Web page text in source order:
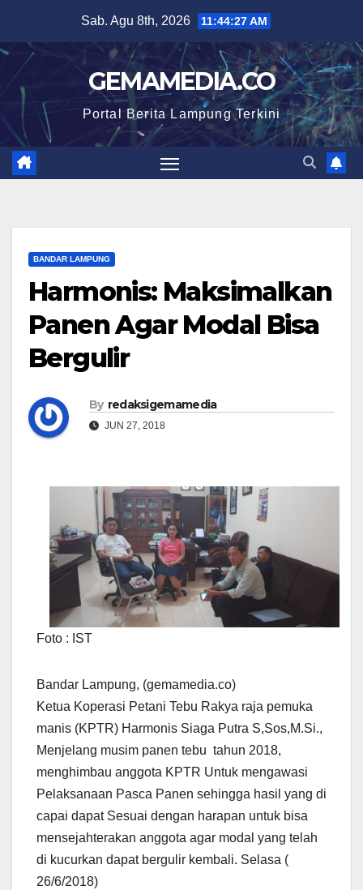
content
Sab. Agu 8th, 2026 11:44:28 AM
GEMAMEDIA.CO
Portal Berita Lampung Terkini
BANDAR LAMPUNG
Harmonis: Maksimalkan
Panen Agar Modal Bisa
Bergulir
By redaksigemamedia
JUN 27, 2018
Foto : IST
Bandar Lampung, (gemamedia.co)
Ketua Koperasi Petani Tebu Rakya raja pemuka
manis (KPTR) Harmonis Siaga Putra S,Sos,M.Si.,
Menjelang musim panen tebu tahun 2018,
menghimbau anggota KPTR Untuk mengawasi
Pelaksanaan Pasca Panen sehingga hasil yang di
capai dapat Sesuai dengan harapan untuk bisa
mensejahterakan anggota agar modal yang telah
di kucurkan dapat bergulir kembali. Selasa (
26/6/2018)